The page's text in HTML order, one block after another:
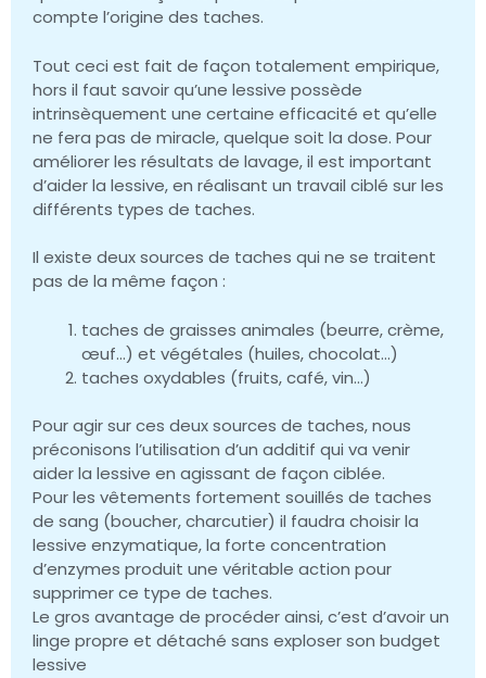
compte l’origine des taches.
Tout ceci est fait de façon totalement empirique,
hors il faut savoir qu’une lessive possède
intrinsèquement une certaine efficacité et qu’elle
ne fera pas de miracle, quelque soit la dose. Pour
améliorer les résultats de lavage, il est important
d’aider la lessive, en réalisant un travail ciblé sur les
différents types de taches.
Il existe deux sources de taches qui ne se traitent
pas de la même façon :
taches de graisses animales (beurre, crème,
œuf…) et végétales (huiles, chocolat…)
taches oxydables (fruits, café, vin…)
Pour agir sur ces deux sources de taches, nous
préconisons l’utilisation d’un additif qui va venir
aider la lessive en agissant de façon ciblée.
Pour les vêtements fortement souillés de taches
de sang (boucher, charcutier) il faudra choisir la
lessive enzymatique, la forte concentration
d’enzymes produit une véritable action pour
supprimer ce type de taches.
Le gros avantage de procéder ainsi, c’est d’avoir un
linge propre et détaché sans exploser son budget
lessive